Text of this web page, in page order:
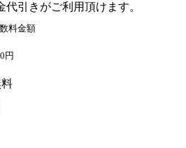
代引きがご利用頂けます。
料金額
円